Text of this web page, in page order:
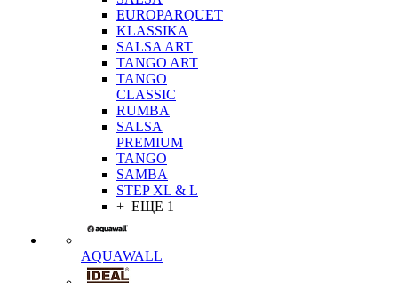
EUROPARQUET
KLASSIKA
SALSA ART
TANGO ART
TANGO
CLASSIC
RUMBA
SALSA
PREMIUM
TANGO
SAMBA
STEP XL & L
+ ЕЩЕ 1
AQUAWALL